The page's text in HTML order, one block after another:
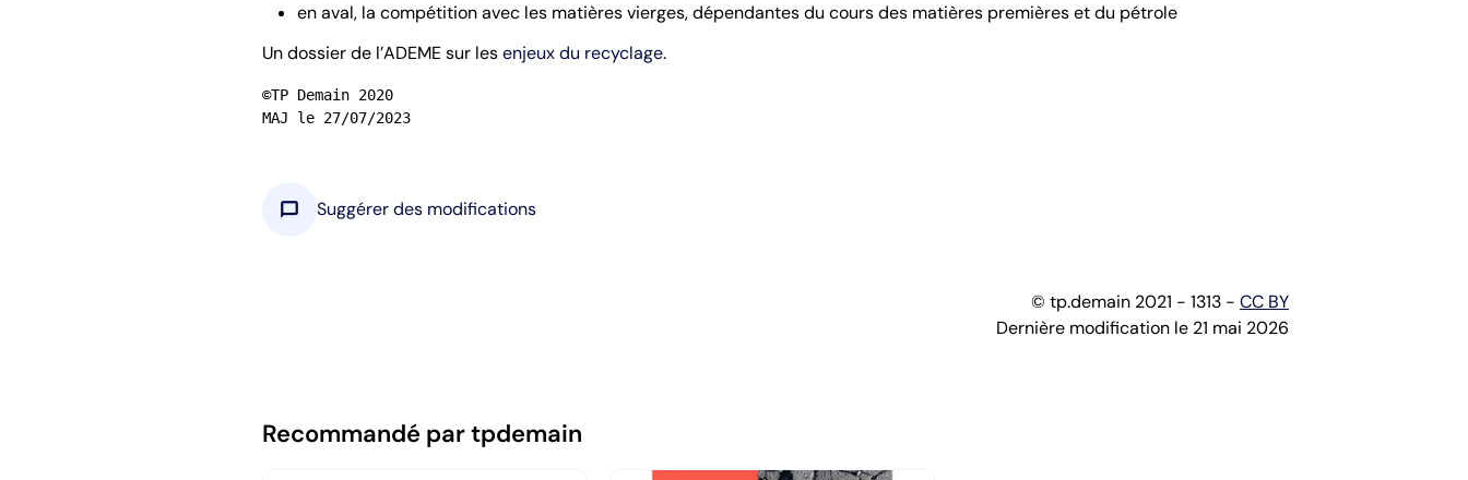
en aval, la compétition avec les matières vierges, dépendantes du cours des matières premières et du pétrole
Un dossier de l’ADEME sur lesenjeux du recyclage.
©TP Demain 2020
MAJ le 27/07/2023
chat_bubble Suggérer des modifications
© tp.demain 2021 - 1313 - CC BY
Dernière modification le 21 mai 2026
Recommandé par tpdemain